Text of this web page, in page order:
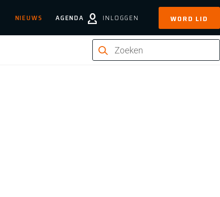
NIEUWS AGENDA INLOGGEN WORD LID